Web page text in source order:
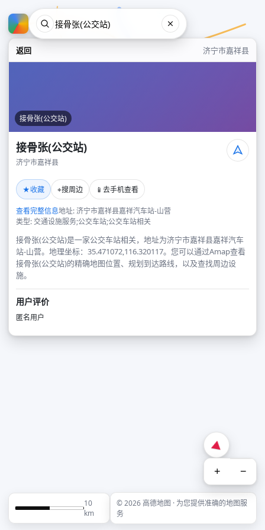
返回 济宁市嘉祥县
接骨张(公交站)
接骨张(公交站)
济宁市嘉祥县
★收藏 ⌖搜周边 📱 去手机查看
查看完整信息地址: 济宁市嘉祥县嘉祥汽车站-山营
类型: 交通设施服务;公交车站;公交车站相关
接骨张(公交站)是一家公交车站相关，地址为济宁市嘉祥县嘉祥汽车
站-山营。地理坐标：35.471072,116.320117。您可以通过Amap查看
接骨张(公交站)的精确地图位置、规划到达路线，以及查找周边设
施。
用户评价
匿名用户
+ −
10
km
© 2026 高德地图 · 为您提供准确的地图服
务